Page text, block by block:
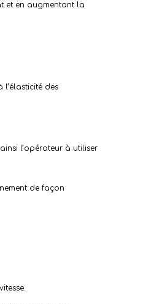
et en augmentant la
des
l’opérateur à utiliser
de façon